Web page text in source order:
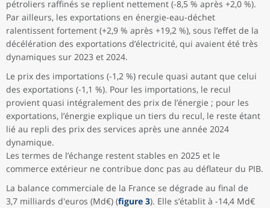
pétroliers raffinés se replient nettement (-8,5 % après +2,0 %).
Par ailleurs, les exportations en énergie-eau-déchet
ralentissent fortement (+2,9 % après +19,2 %), sous l’effet de la
décélération des exportations d’électricité, qui avaient été très
dynamiques sur 2023 et 2024.
Le prix des importations (-1,2 %) recule quasi autant que celui
des exportations (-1,1 %). Pour les importations, le recul
provient quasi intégralement des prix de l’énergie ; pour les
exportations, l’énergie explique un tiers du recul, le reste étant
lié au repli des prix des services après une année 2024
dynamique.
Les termes de l’échange restent stables en 2025 et le
commerce extérieur ne contribue donc pas au déflateur du PIB.
La balance commerciale de la France se dégrade au final de
3,7 milliards d'euros (Md€) (figure 3). Elle s’établit à -14,4 Md€